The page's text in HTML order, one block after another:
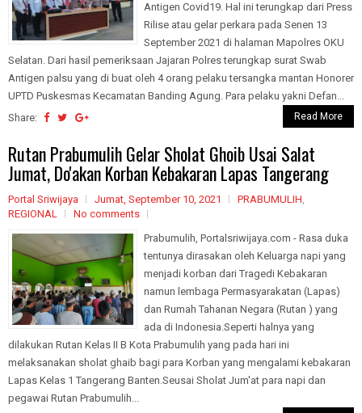
Antigen Covid19. Hal ini terungkap dari Press
Rilise atau gelar perkara pada Senen 13
September 2021 di halaman Mapolres OKU
Selatan. Dari hasil pemeriksaan Jajaran Polres terungkap surat Swab
Antigen palsu yang di buat oleh 4 orang pelaku tersangka mantan Honorer
UPTD Puskesmas Kecamatan Banding Agung. Para pelaku yakni Defan...
Share:
Read More
Rutan Prabumulih Gelar Sholat Ghoib Usai Salat
Jumat, Do'akan Korban Kebakaran Lapas Tangerang
Portal Sriwijaya Jumat, September 10, 2021 PRABUMULIH,
REGIONAL
No comments
Prabumulih, Portalsriwijaya.com - Rasa duka
tentunya dirasakan oleh Keluarga napi yang
menjadi korban dari Tragedi Kebakaran
namun lembaga Permasyarakatan (Lapas)
dan Rumah Tahanan Negara (Rutan ) yang
ada di Indonesia.Seperti halnya yang
dilakukan Rutan Kelas II B Kota Prabumulih yang pada hari ini
melaksanakan sholat ghaib bagi para Korban yang mengalami kebakaran
Lapas Kelas 1 Tangerang Banten.Seusai Sholat Jum'at para napi dan
pegawai Rutan Prabumulih...